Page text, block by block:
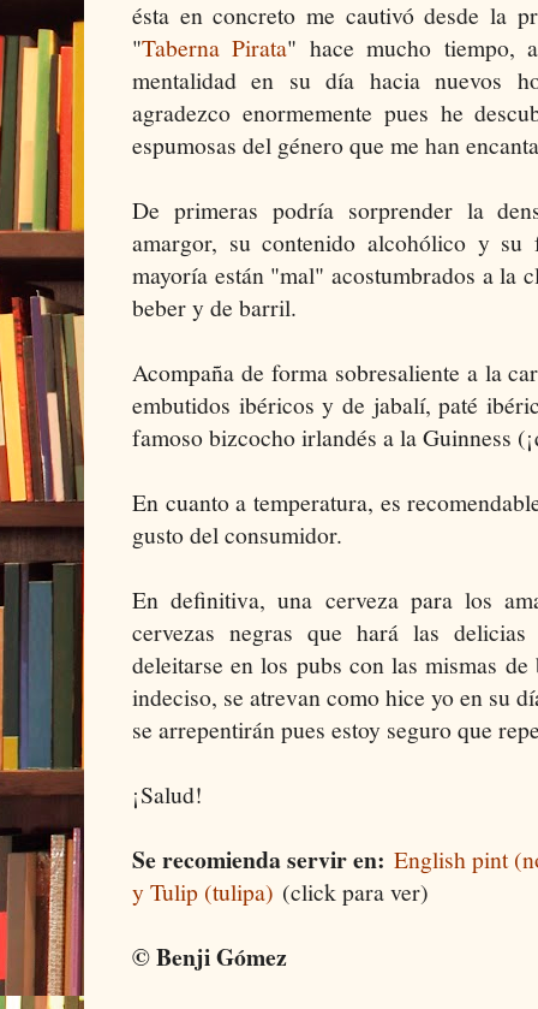
ésta en concreto me cautivó desde la
"Taberna Pirata" hace mucho tiempo,
mentalidad en su día hacia nuevos
agradezco enormemente pues he
espumosas del género que me han
De primeras podría sorprender la
amargor, su contenido alcohólico y
mayoría están "mal" acostumbrados a la
beber y de barril.
Acompaña de forma sobresaliente a la
embutidos ibéricos y de jabalí, paté
famoso bizcocho irlandés a la Guinness
En cuanto a temperatura, es
gusto del consumidor.
En definitiva, una cerveza para los
cervezas negras que hará las
deleitarse en los pubs con las mismas
indeciso, se atrevan como hice yo en su
se arrepentirán pues estoy seguro que
¡Salud!
Se recomienda servir en: English pint
y Tulip (tulipa) (click para ver)
© Benji Gómez